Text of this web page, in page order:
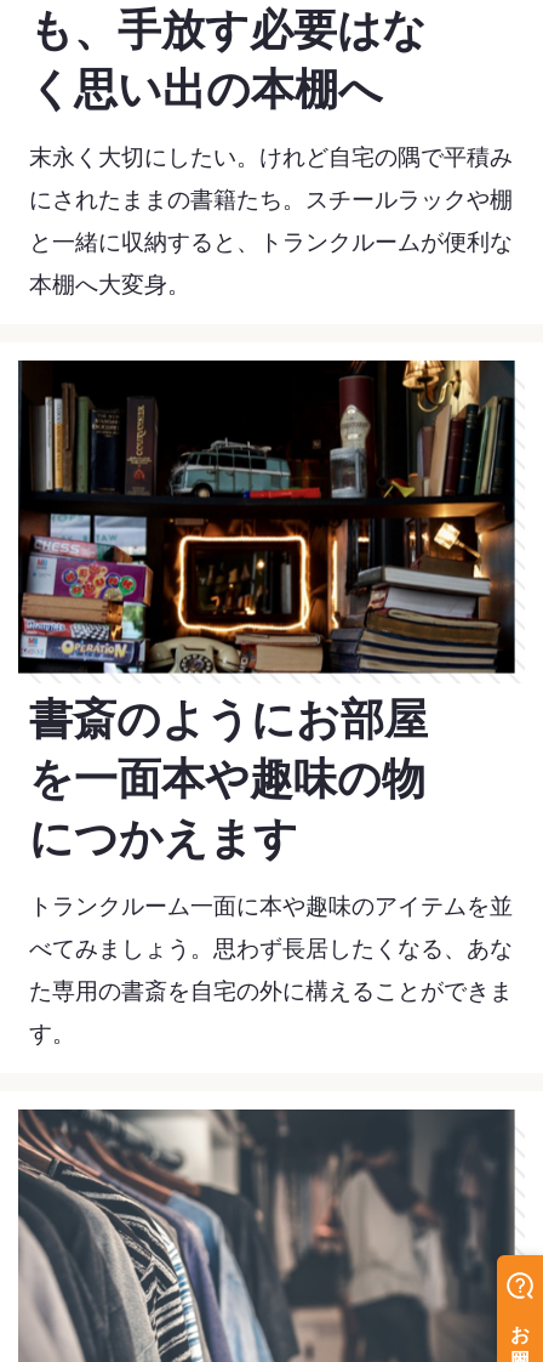
も、 手放す必要はな
く思い出の本棚へ
末永く大切にしたい。 けれど自宅の隅で平積み
にされたままの書籍たち。 スチールラックや棚
と一緒に収納すると、
トランクルームが便利な
本棚へ大変身。
書斎のようにお部屋
を一面本や趣味の物
につかえます
トランクルーム一面に本や趣味のアイテムを並
べてみましょう。 思わず長居したくなる、 あな
た専用の書斎を自宅の外に構えることができま
す。